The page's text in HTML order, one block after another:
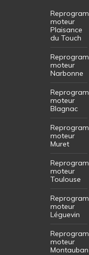
moteur
Plaisance
du Touch
moteur
Narbonne
moteur
Blagnac
moteur
Muret
moteur
Toulouse
moteur
Léguevin
moteur
Montauban